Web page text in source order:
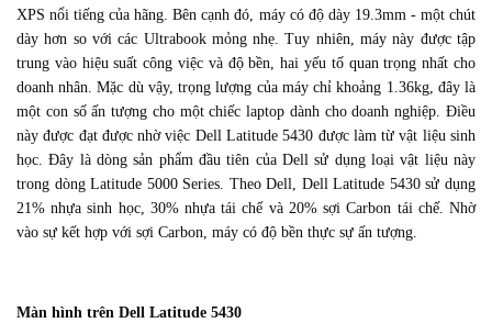
XPS nổi tiếng của hãng. Bên cạnh đó, máy có độ dày 19.3mm - một chút
dày hơn so với các Ultrabook mỏng nhẹ. Tuy nhiên, máy này được tập
trung vào hiệu suất công việc và độ bền, hai yếu tố quan trọng nhất cho
doanh nhân. Mặc dù vậy, trọng lượng của máy chỉ khoảng 1.36kg, đây là
một con số ấn tượng cho một chiếc laptop dành cho doanh nghiệp. Điều
này được đạt được nhờ việc Dell Latitude 5430 được làm từ vật liệu sinh
học. Đây là dòng sản phẩm đầu tiên của Dell sử dụng loại vật liệu này
trong dòng Latitude 5000 Series. Theo Dell, Dell Latitude 5430 sử dụng
21% nhựa sinh học, 30% nhựa tái chế và 20% sợi Carbon tái chế. Nhờ
vào sự kết hợp với sợi Carbon, máy có độ bền thực sự ấn tượng.
Màn hình trên Dell Latitude 5430